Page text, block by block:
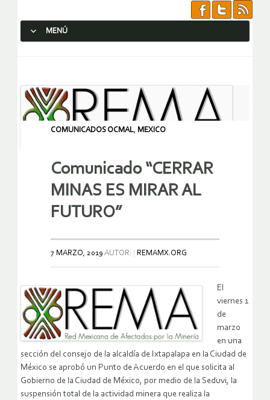
MENÚ
COMUNICADOS OCMAL, MEXICO
Comunicado “CERRAR
MINAS ES MIRAR AL
FUTURO”
7 MARZO, 2019 AUTOR: REMAMX.ORG
El
viernes 1
de
marzo
en una
sección del consejo de la alcaldía de Ixtapalapa en la Ciudad de
México se aprobó un Punto de Acuerdo en el que solicita al
Gobierno de la Ciudad de México, por medio de la Seduvi, la
suspensión total de la actividad minera que realiza la